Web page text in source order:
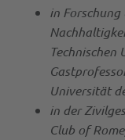
in
Universität
in der
Club of